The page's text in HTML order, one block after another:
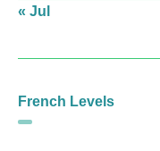
« Jul
French Levels